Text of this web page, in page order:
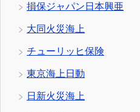
損保ジャパン日本興亜
大同火災海上
チューリッヒ保険
東京海上日動
日新火災海上